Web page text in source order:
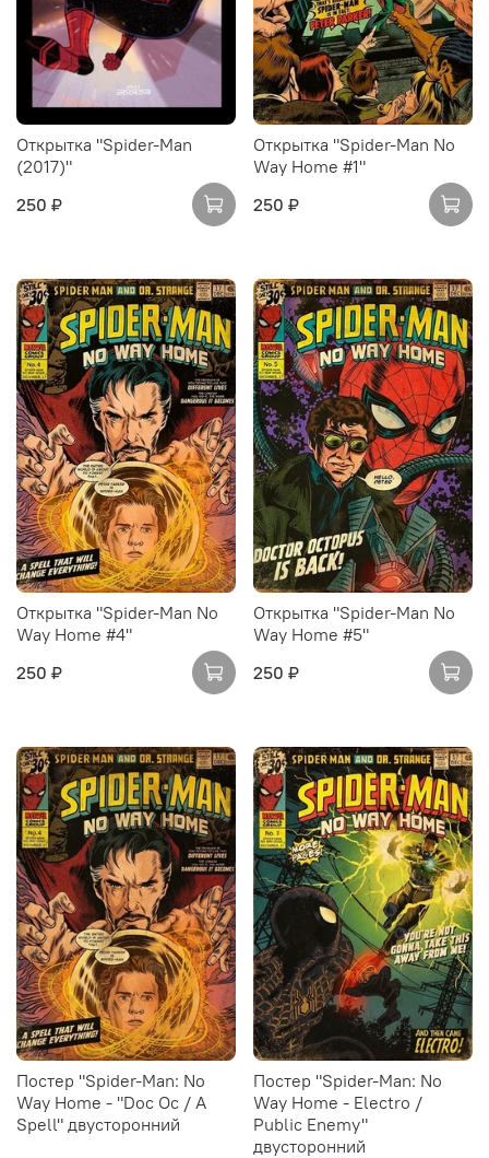
Открытка "Spider-Man
(2017)"
250 ₽
Открытка "Spider-Man No
Way Home #1"
250 ₽
Открытка "Spider-Man No
Way Home #4"
250 ₽
Открытка "Spider-Man No
Way Home #5"
250 ₽
Постер "Spider-Man: No
Way Home - "Doc Oc / A
Spell" двусторонний
Постер "Spider-Man: No
Way Home - Electro /
Public Enemy"
двусторонний